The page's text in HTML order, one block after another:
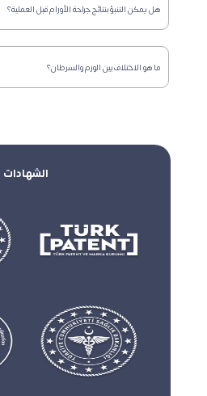
هل يمكن التنبؤ بنتائج جراحة الأورام قبل العملية؟
ما هو الاختلاف بين الورم والسرطان؟
الشهادات